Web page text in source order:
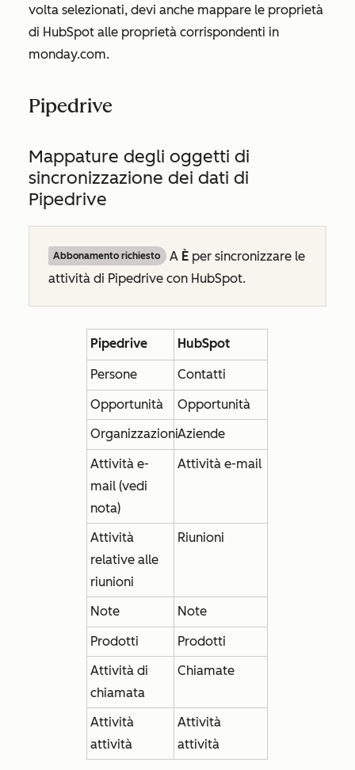
volta selezionati, devi anche mappare le proprietà
di HubSpot alle proprietà corrispondenti in
monday.com.
Pipedrive
Mappature degli oggetti di
sincronizzazione dei dati di
Pipedrive
Abbonamento richiesto A È per sincronizzare le
attività di Pipedrive con HubSpot.
Pipedrive HubSpot
Persone
Contatti
Opportunità
Opportunità
OrganizzazioniAziende
Attività e-
mail (vedi
nota)
Attività e-mail
Attività
relative alle
riunioni
Riunioni
Note
Note
Prodotti
Prodotti
Attività di
chiamata
Chiamate
Attività
attività
Attività
attività